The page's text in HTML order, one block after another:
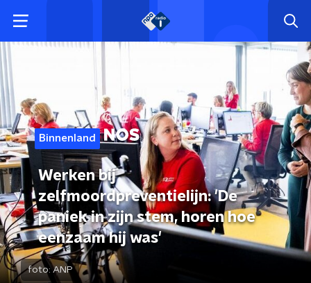
Binnenland
Werken bij
zelfmoordpreventielijn: 'De
paniek in zijn stem, horen hoe
eenzaam hij was'
foto: ANP